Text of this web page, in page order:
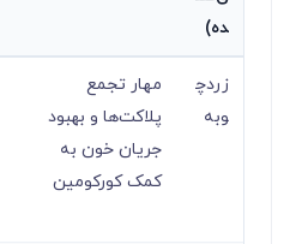
ده)
زردچ
وبه
مهار تجمع
پلاکت‌ها و بهبود
جریان خون به
کمک کورکومین